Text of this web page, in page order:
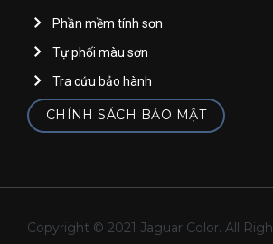
Phần mềm tính sơn
Tự phối màu sơn
Tra cứu bảo hành
CHÍNH SÁCH BẢO MẬT
Copyright © 2021 Jaguar Color. All